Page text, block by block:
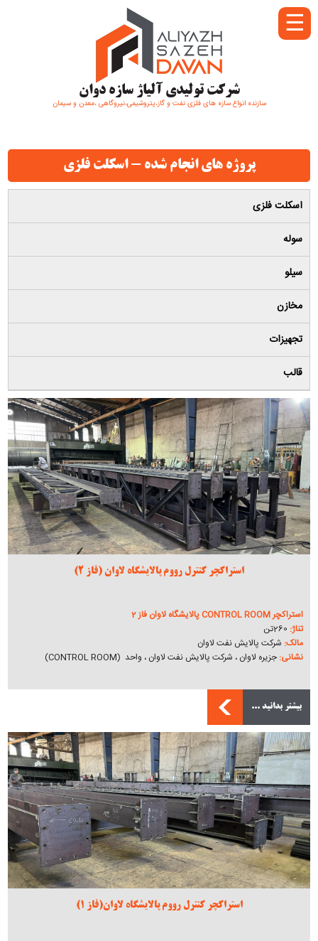
شرکت تولیدی آلیاژ سازه دوان
سازنده انواع سازه های فلزی نفت و گاز،پتروشیمی،نیروگاهی ،معدن و سیمان
☰
پروژه های انجام شده - اسکلت فلزی
اسکلت فلزی
سوله
سیلو
مخازن
تجهیزات
قالب
استراکچر کنترل رووم پالایشگاه لاوان (فاز 2)
استراکچر CONTROL ROOM پالایشگاه لاوان فاز 2
تناژ: 260تن
مالک: شرکت پالایش نفت لاوان
نشانی:جزیره لاوان ، شرکت پالایش نفت لاوان ، واحد (CONTROL ROOM)
بیشتر بدانید ...
استراکچر کنترل رووم پالایشگاه لاوان(فاز 1)